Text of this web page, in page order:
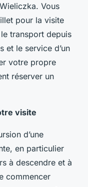
Vous
pour la visite
transport depuis
et le service d’un
votre propre
réserver un
visite
d’une
en particulier
à descendre et à
commencer